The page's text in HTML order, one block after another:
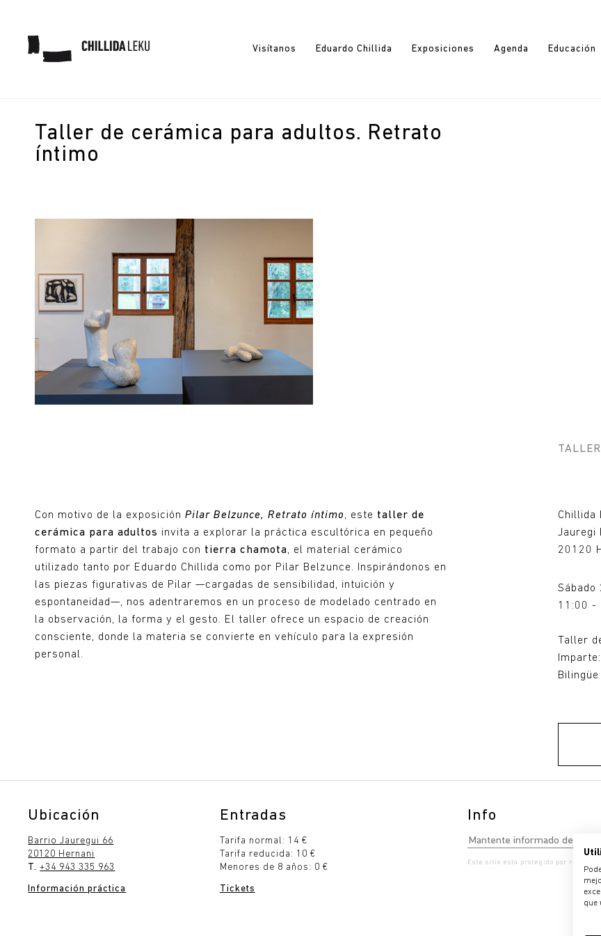
Visítanos Eduardo Chillida Exposiciones Agenda Educación
Taller de cerámica para adultos. Retrato
íntimo
Con motivo de la exposición Pilar Belzunce, Retrato íntimo, este taller de
cerámica para adultos invita a explorar la práctica escultórica en pequeño
formato a partir del trabajo con tierra chamota, el material cerámico
utilizado tanto por Eduardo Chillida como por Pilar Belzunce. Inspirándonos en
las piezas figurativas de Pilar —cargadas de sensibilidad, intuición y
espontaneidad—, nos adentraremos en un proceso de modelado centrado en
la observación, la forma y el gesto. El taller ofrece un espacio de creación
consciente, donde la materia se convierte en vehículo para la expresión
personal.
Chillida
Jauregi
20120
Sábado
11:00 -
Taller
Bilingüe
Ubicación
Barrio Jauregui 66
20120 Hernani
T.+34 943 335 963
Información práctica
Entradas
Tarifa normal: 14 €
Tarifa reducida: 10 €
Menores de 8 años: 0 €
Tickets
Info
Este sitio está protegido por
que